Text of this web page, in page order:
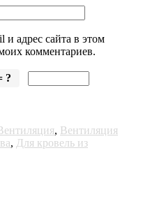
и адрес сайта в этом
комментариев.
?
, Вентиляция
, Для кровель из